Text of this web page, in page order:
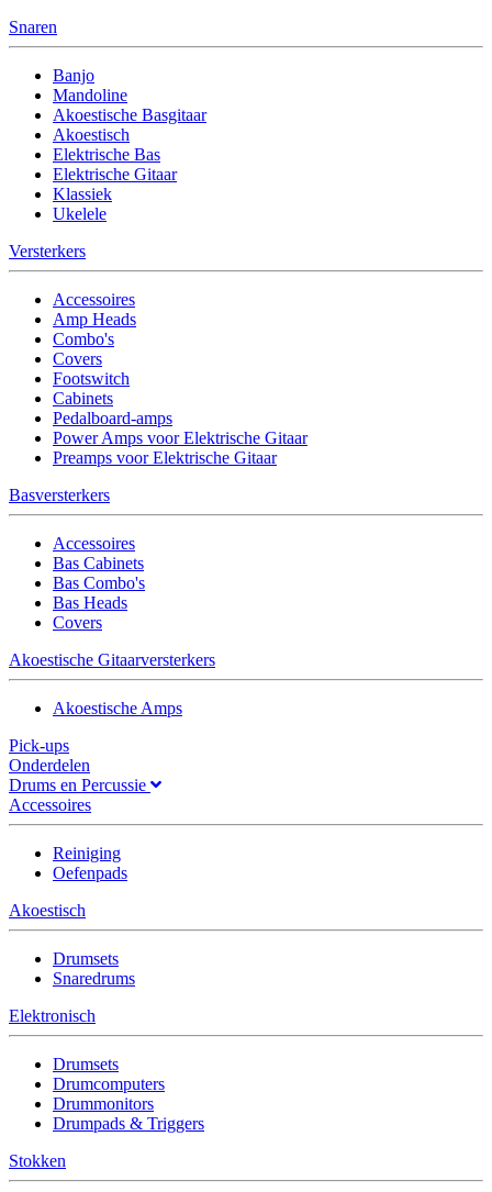
Snaren
Banjo
Mandoline
Akoestische Basgitaar
Akoestisch
Elektrische Bas
Elektrische Gitaar
Klassiek
Ukelele
Versterkers
Accessoires
Amp Heads
Combo's
Covers
Footswitch
Cabinets
Pedalboard-amps
Power Amps voor Elektrische Gitaar
Preamps voor Elektrische Gitaar
Basversterkers
Accessoires
Bas Cabinets
Bas Combo's
Bas Heads
Covers
Akoestische Gitaarversterkers
Akoestische Amps
Pick-ups
Onderdelen
Drums en Percussie
Accessoires
Reiniging
Oefenpads
Akoestisch
Drumsets
Snaredrums
Elektronisch
Drumsets
Drumcomputers
Drummonitors
Drumpads & Triggers
Stokken